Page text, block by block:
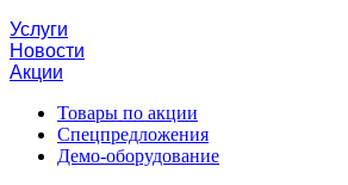
Услуги
Новости
Акции
Товары по акции
Спецпредложения
Демо-оборудование